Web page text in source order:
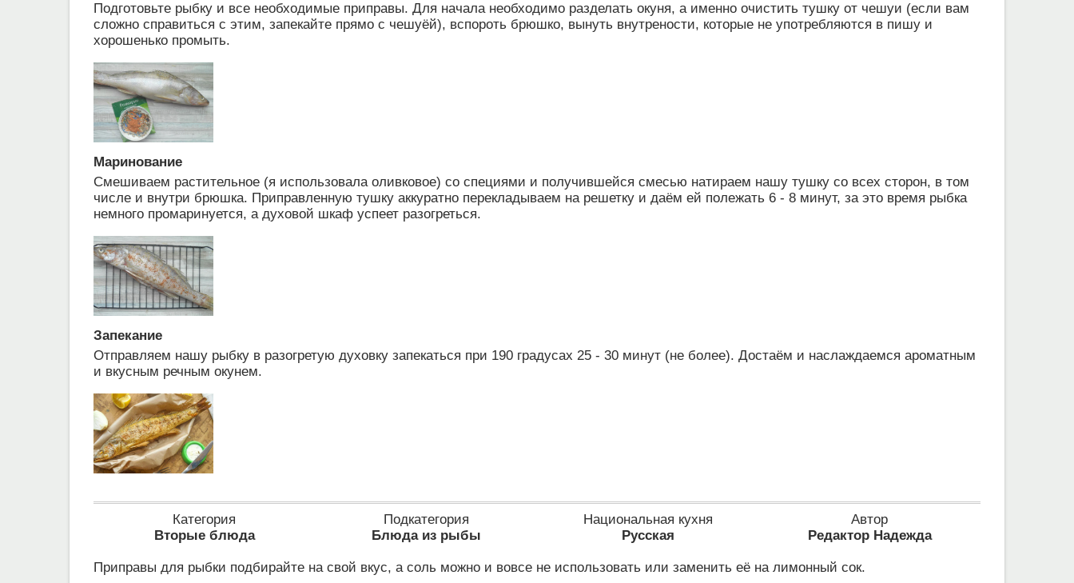
Подготовьте рыбку и все необходимые приправы. Для начала необходимо разделать окуня, а именно очистить тушку от чешуи (если вам
сложно справиться с этим, запекайте прямо с чешуёй), вспороть брюшко, вынуть внутрености, которые не употребляются в пишу и
хорошенько промыть.
Маринование
Смешиваем растительное (я использовала оливковое) со специями и получившейся смесью натираем нашу тушку со всех сторон, в том
числе и внутри брюшка. Приправленную тушку аккуратно перекладываем на решетку и даём ей полежать 6 - 8 минут, за это время рыбка
немного промаринуется, а духовой шкаф успеет разогреться.
Запекание
Отправляем нашу рыбку в разогретую духовку запекаться при 190 градусах 25 - 30 минут (не более). Достаём и наслаждаемся ароматным
и вкусным речным окунем.
Категория
Вторые блюда
Подкатегория
Блюда из рыбы
Национальная кухня
Русская
Автор
Редактор Надежда
Приправы для рыбки подбирайте на свой вкус, а соль можно и вовсе не использовать или заменить её на лимонный сок.